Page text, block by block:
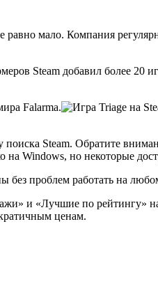
мало. Компания
Steam добавил более 20
Steam. Обратите
Windows, но некоторые
без проблем работать на
и «Лучшие по рейтингу»
ценам.